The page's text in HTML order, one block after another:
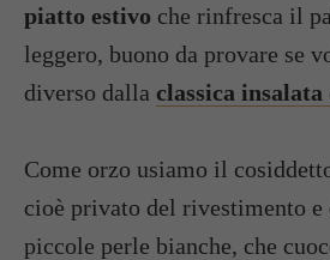
piatto estivo che rinfresca il
leggero, buono da provare se
diverso dalla classica
Come orzo usiamo il
cioè privato del rivestimento e
piccole perle bianche, che